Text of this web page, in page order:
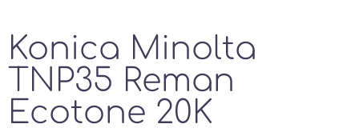
Konica Minolta
TNP35 Reman
Ecotone 20K